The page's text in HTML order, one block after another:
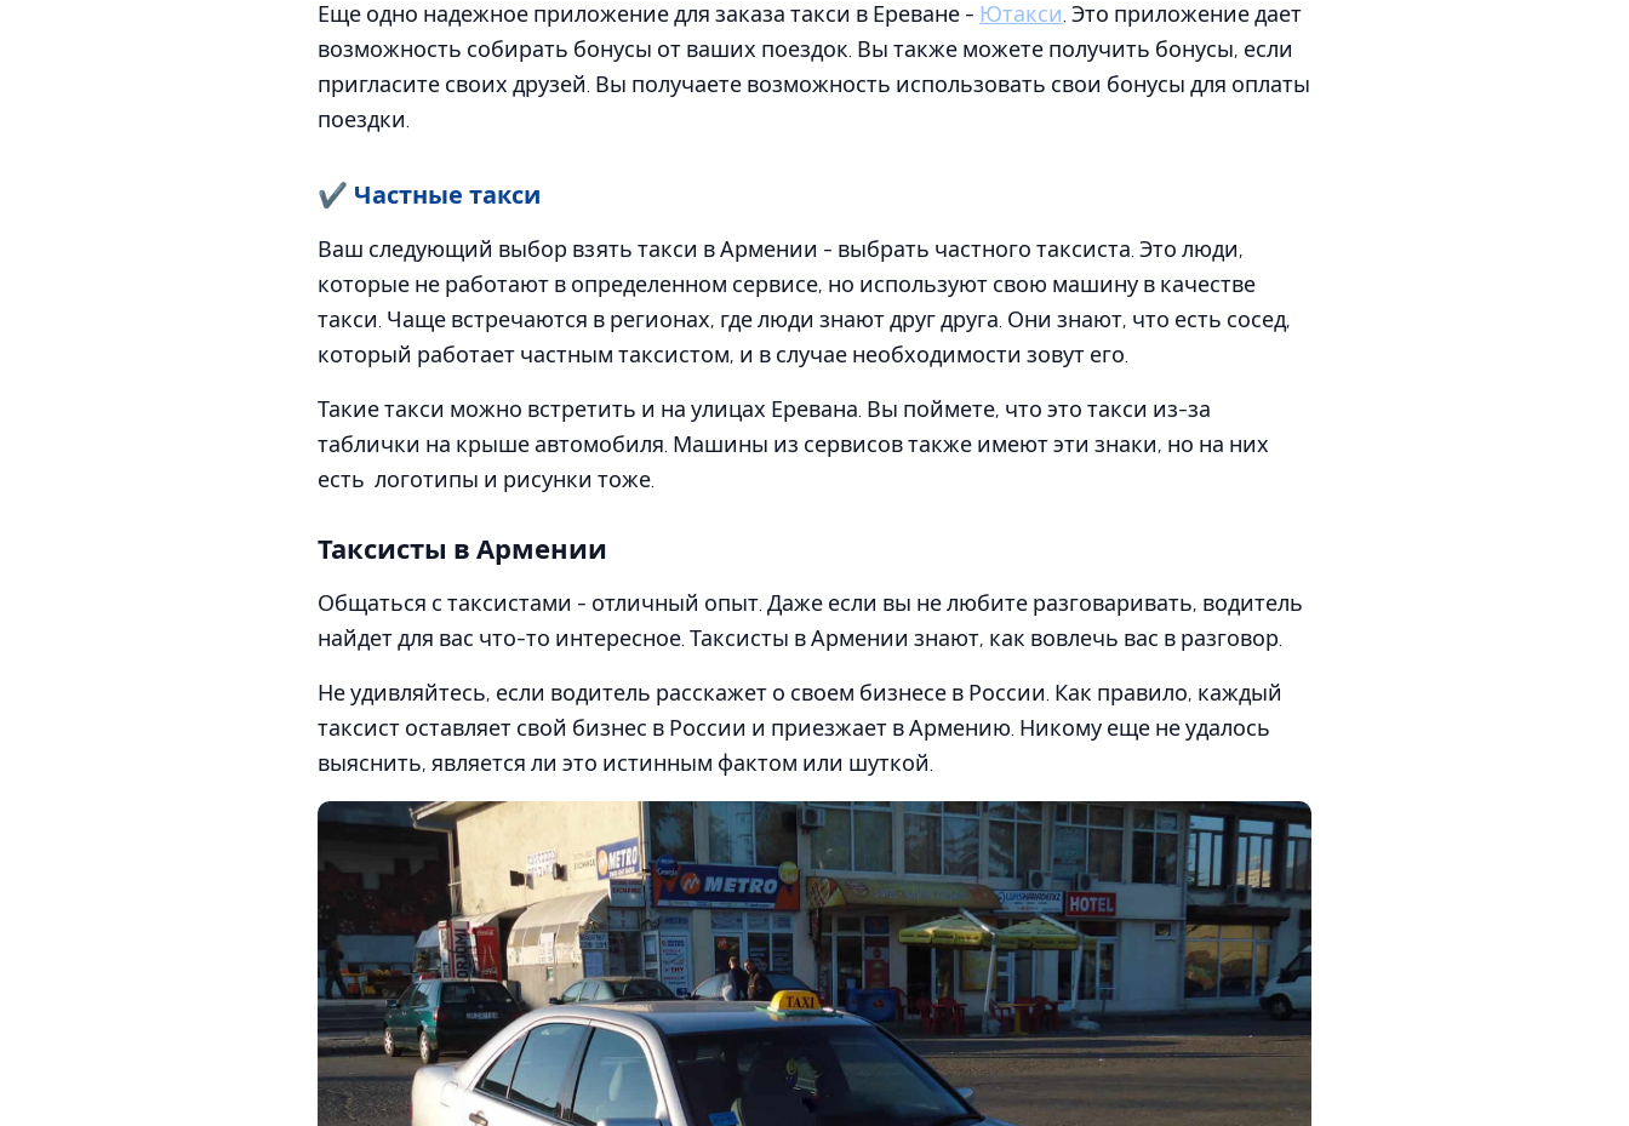
Еще одно надежное приложение для заказа такси в Ереване - Ютакси. Это приложение дает
возможность собирать бонусы от ваших поездок. Вы также можете получить бонусы, если
пригласите своих друзей. Вы получаете возможность использовать свои бонусы для оплаты
поездки.
✔ Частные такси
Ваш следующий выбор взять такси в Армении - выбрать частного таксиста. Это люди,
которые не работают в определенном сервисе, но используют свою машину в качестве
такси. Чаще встречаются в регионах, где люди знают друг друга. Они знают, что есть сосед,
который работает частным таксистом, и в случае необходимости зовут его.
Такие такси можно встретить и на улицах Еревана. Вы поймете, что это такси из-за
таблички на крыше автомобиля. Машины из сервисов также имеют эти знаки, но на них
есть логотипы и рисунки тоже.
Таксисты в Армении
Общаться с таксистами - отличный опыт. Даже если вы не любите разговаривать, водитель
найдет для вас что-то интересное. Таксисты в Армении знают, как вовлечь вас в разговор.
Не удивляйтесь, если водитель расскажет о своем бизнесе в России. Как правило, каждый
таксист оставляет свой бизнес в России и приезжает в Армению. Никому еще не удалось
выяснить, является ли это истинным фактом или шуткой.